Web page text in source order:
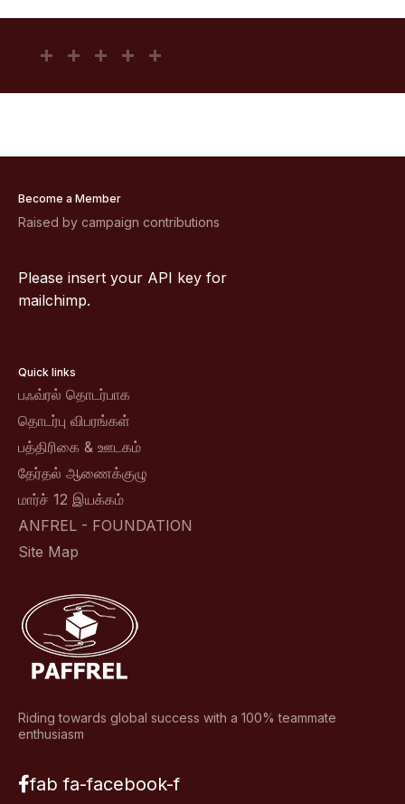
Become a Member
Raised by campaign contributions
Please insert your API key for
mailchimp.
Quick links
பஃவ்ரல் தொடர்பாக
தொடர்பு விபரங்கள்
பத்திரிகை & ஊடகம்
தேர்தல் ஆணைக்குழு
மார்ச் 12 இயக்கம்
ANFREL - FOUNDATION
Site Map
Riding towards global success with a 100% teammate
enthusiasm
fab fa-facebook-f